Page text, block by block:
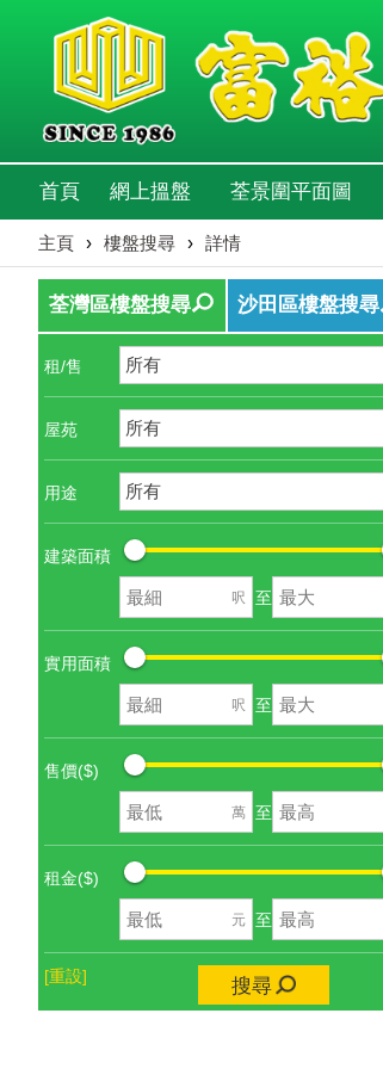
首頁 網上搵盤 荃景圍平面圖
主頁 › 樓盤搜尋 › 詳情
荃灣區樓盤搜尋 沙田區樓盤搜尋
租/售
屋苑
用途
建築面積
呎 至
實用面積
呎 至
售價($)
萬 至
租金($)
元 至
[重設] 搜尋